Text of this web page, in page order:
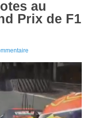
au
Prix de F1